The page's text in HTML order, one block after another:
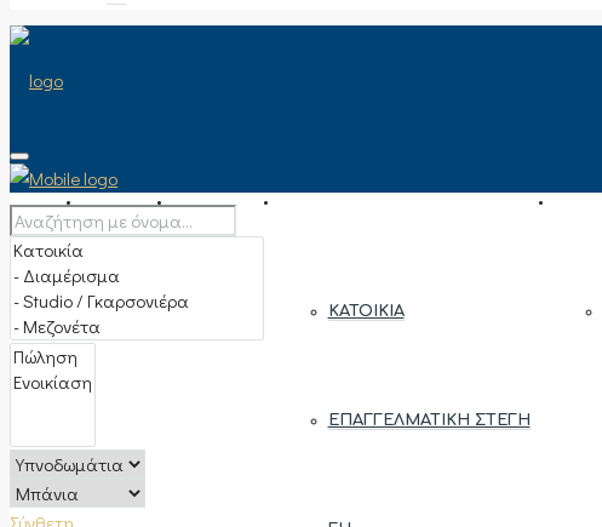
ΑΡΧΙΚΉ ΠΏΛΗΣΗ
ΚΑΤΟΙΚΊΑ
ΕΠΑΓΓΕΛΜΑΤΙΚΉ ΣΤΈΓΗ
Σύνθετη